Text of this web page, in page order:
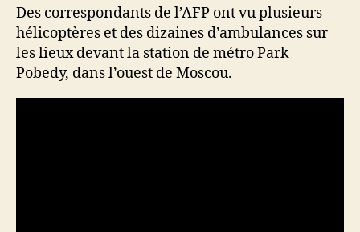
Des correspondants de l’AFP ont vu plusieurs
hélicoptères et des dizaines d’ambulances sur
les lieux devant la station de métro Park
Pobedy, dans l’ouest de Moscou.